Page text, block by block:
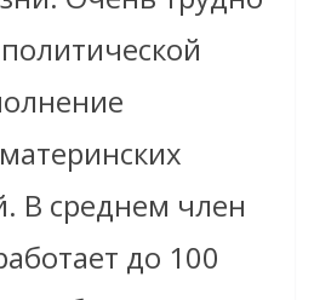
В среднем член
до 100